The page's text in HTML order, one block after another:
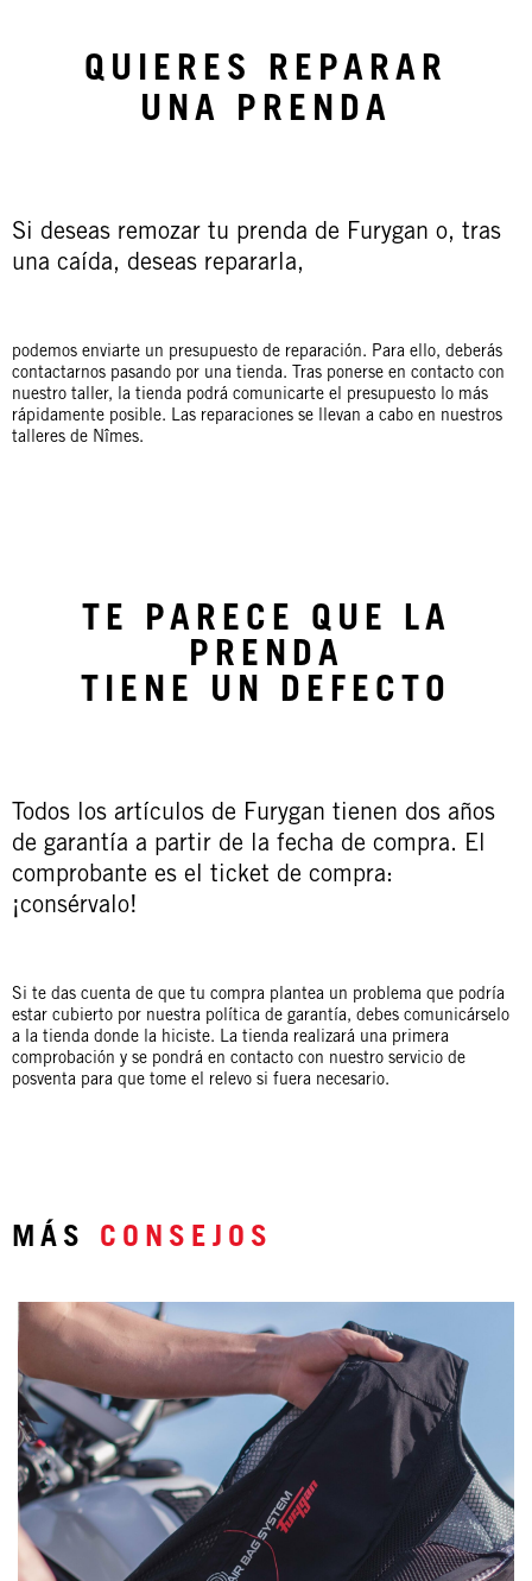
QUIERES REPARAR
UNA PRENDA
Si deseas remozar tu prenda de Furygan o, tras
una caída, deseas repararla,
podemos enviarte un presupuesto de reparación. Para ello, deberás
contactarnos pasando por una tienda. Tras ponerse en contacto con
nuestro taller, la tienda podrá comunicarte el presupuesto lo más
rápidamente posible. Las reparaciones se llevan a cabo en nuestros
talleres de Nîmes.
TE PARECE QUE LA
PRENDA
TIENE UN DEFECTO
Todos los artículos de Furygan tienen dos años
de garantía a partir de la fecha de compra. El
comprobante es el ticket de compra:
¡consérvalo!
Si te das cuenta de que tu compra plantea un problema que podría
estar cubierto por nuestra política de garantía, debes comunicárselo
a la tienda donde la hiciste. La tienda realizará una primera
comprobación y se pondrá en contacto con nuestro servicio de
posventa para que tome el relevo si fuera necesario.
MÁS CONSEJOS